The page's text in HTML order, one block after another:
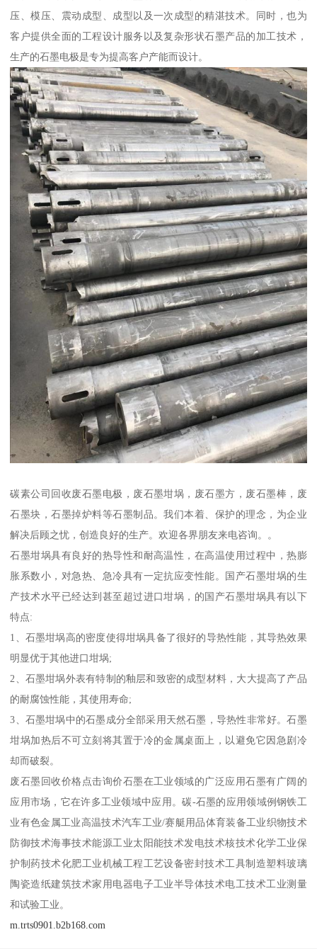
压、模压、震动成型、成型以及一次成型的精湛技术。同时，也为
客户提供全面的工程设计服务以及复杂形状石墨产品的加工技术，
生产的石墨电极是专为提高客户产能而设计。
碳素公司回收废石墨电极，废石墨坩埚，废石墨方，废石墨棒，废
石墨块，石墨掉炉料等石墨制品。我们本着、保护的理念，为企业
解决后顾之忧，创造良好的生产。欢迎各界朋友来电咨询。。
石墨坩埚具有良好的热导性和耐高温性，在高温使用过程中，热膨
胀系数小，对急热、急冷具有一定抗应变性能。国产石墨坩埚的生
产技术水平已经达到甚至超过进口坩埚，的国产石墨坩埚具有以下
特点:
1、石墨坩埚高的密度使得坩埚具备了很好的导热性能，其导热效果
明显优于其他进口坩埚;
2、石墨坩埚外表有特制的釉层和致密的成型材料，大大提高了产品
的耐腐蚀性能，其使用寿命;
3、石墨坩埚中的石墨成分全部采用天然石墨，导热性非常好。石墨
坩埚加热后不可立刻将其置于冷的金属桌面上，以避免它因急剧冷
却而破裂。
废石墨回收价格点击询价石墨在工业领域的广泛应用石墨有广阔的
应用市场，它在许多工业领域中应用。碳-石墨的应用领域例钢铁工
业有色金属工业高温技术汽车工业/赛艇用品体育装备工业织物技术
防御技术海事技术能源工业太阳能技术发电技术核技术化学工业保
护制药技术化肥工业机械工程工艺设备密封技术工具制造塑料玻璃
陶瓷造纸建筑技术家用电器电子工业半导体技术电工技术工业测量
和试验工业。
m.trts0901.b2b168.com